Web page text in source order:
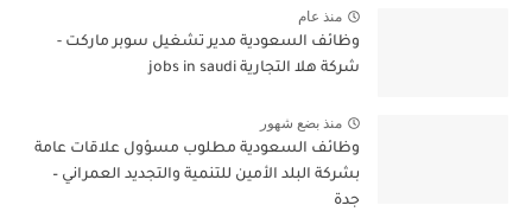
منذ عام
وظائف السعودية مدير تشغيل سوبر ماركت -
شركة هلا التجارية jobs in saudi
منذ بضع شهور
وظائف السعودية مطلوب مسؤول علاقات عامة
بشركة البلد الأمين للتنمية والتجديد العمراني –
جدة